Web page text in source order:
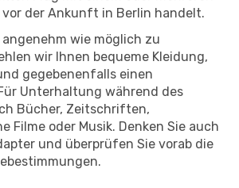
der Ankunft in Berlin handelt.
angenehm wie möglich zu
wir Ihnen bequeme Kleidung,
gegebenenfalls einen
Unterhaltung während des
Bücher, Zeitschriften,
Filme oder Musik. Denken Sie auch
und überprüfen Sie vorab die